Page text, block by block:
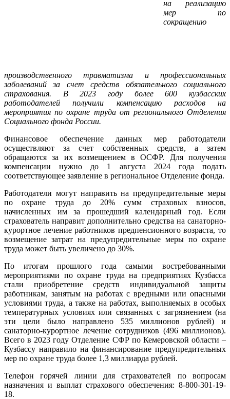
на реализацию
мер по
сокращению
производственного травматизма и профессиональных
заболеваний за счет средств обязательного социального
страхования. В 2023 году более 600 кузбасских
работодателей получили компенсацию расходов на
мероприятия по охране труда от регионального Отделения
Социального фонда России.
Финансовое обеспечение данных мер работодатели
осуществляют за счет собственных средств, а затем
обращаются за их возмещением в ОСФР. Для получения
компенсации нужно до 1 августа 2024 года подать
соответствующее заявление в региональное Отделение фонда.
Работодатели могут направить на предупредительные меры
по охране труда до 20% сумм страховых взносов,
начисленных им за прошедший календарный год. Если
страхователь направит дополнительно средства на санаторно-
курортное лечение работников предпенсионного возраста, то
возмещение затрат на предупредительные меры по охране
труда может быть увеличено до 30%.
По итогам прошлого года самыми востребованными
мероприятиями по охране труда на предприятиях Кузбасса
стали приобретение средств индивидуальной защиты
работникам, занятым на работах с вредными или опасными
условиями труда, а также на работах, выполняемых в особых
температурных условиях или связанных с загрязнением (на
эти цели было направлено 535 миллионов рублей) и
санаторно-курортное лечение сотрудников (496 миллионов).
Всего в 2023 году Отделение СФР по Кемеровской области –
Кузбассу направило на финансирование предупредительных
мер по охране труда более 1,3 миллиарда рублей.
Телефон горячей линии для страхователей по вопросам
назначения и выплат страхового обеспечения: 8-800-301-19-
18.